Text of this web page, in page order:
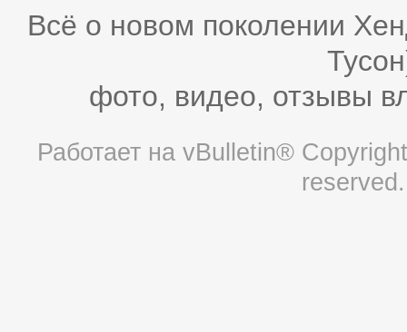
Всё о новом поколении
фото, видео, отзывы
Работает на vBulletin®